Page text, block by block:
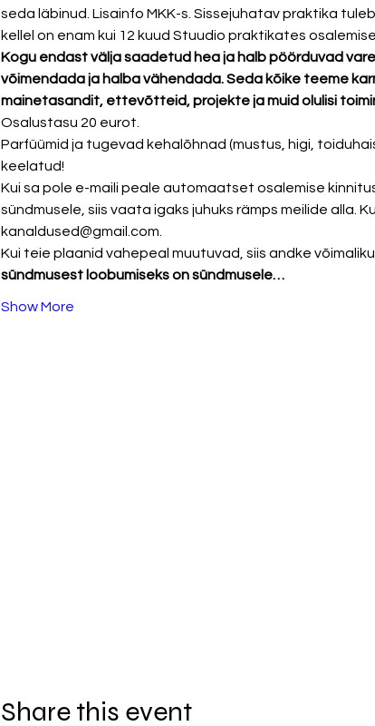
seda läbinud. Lisainfo MKK-s. Sissejuhatav praktika
kellel on enam kui 12 kuud Stuudio praktikates
Kogu endast välja saadetud hea ja halb pöörduvad
võimendada ja halba vähendada. Seda kõike teeme
mainetasandit, ettevõtteid, projekte ja muid olulisi
Osalustasu 20 eurot.
Parfüümid ja tugevad kehalõhnad (mustus, higi,
keelatud!
Kui sa pole e-maili peale automaatset osalemise
sündmusele, siis vaata igaks juhuks rämps meilide alla.
kanaldused@gmail.com.
Kui teie plaanid vahepeal muutuvad, siis andke
sündmusest loobumiseks on sündmusele…
Show More
Share this event